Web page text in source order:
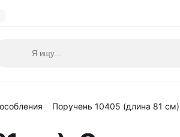
Поручень 10405 (длина 81